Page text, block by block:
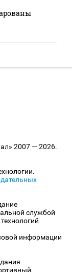
2007 — 2026.
службой
информации